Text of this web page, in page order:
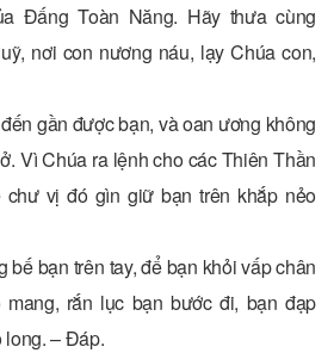
Ðấng Toàn Năng. Hãy thưa cùng
nơi con nương náu, lạy Chúa con,
gần được bạn, và oan ương không
Vì Chúa ra lệnh cho các Thiên Thần
chư vị đó gìn giữ bạn trên khắp nẻo
bạn trên tay, để bạn khỏi vấp chân
rắn lục bạn bước đi, bạn đạp
long. – Ðáp.